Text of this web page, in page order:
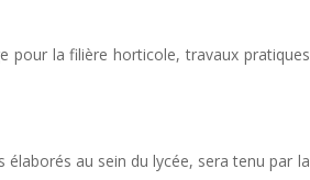
pour la filière horticole, travaux pratiques
au sein du lycée, sera tenu par la